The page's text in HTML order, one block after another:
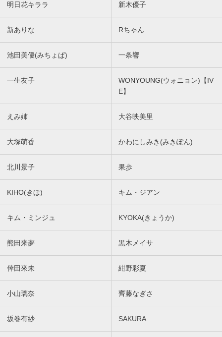
明日花キララ 新木優子
新ありな Rちゃん
池田美優(みちょぱ) 一条響
一生友子
WONYOUNG(ウォニョン)【IV
E】
えみ姉 大谷映美里
大塚萌香 かわにしみき(みきぽん)
北川景子 果歩
KIHO(きほ) キム・ジアン
キム・ミンジュ KYOKA(きょうか)
熊田来夢 黒木メイサ
倖田來未 紺野彩夏
小山璃奈 齊藤なぎさ
坂巻有紗 SAKURA